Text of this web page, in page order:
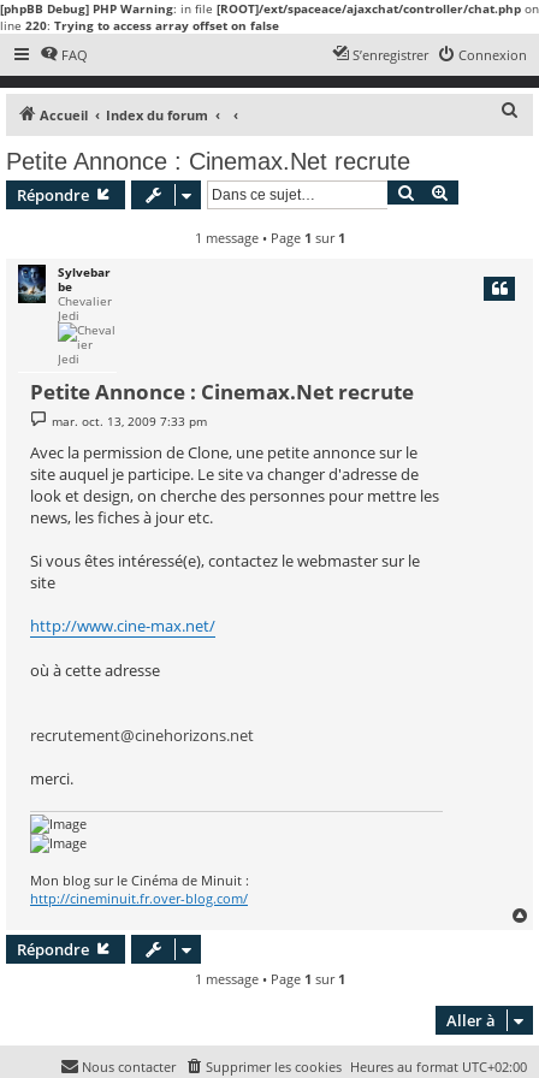
[phpBB Debug] PHP Warning: in file [ROOT]/ext/spaceace/ajaxchat/controller/chat.php on
line 220: Trying to access array offset on false
FAQ Connexion
S’enregistrer
Accueil Index du forum
Petite Annonce : Cinemax.Net recrute
Répondre Rechercher
1 message • Page 1 sur 1
Sylvebar
be
Chevalier
Jedi
Petite Annonce : Cinemax.Net recrute
M
e
s
a
e
mar. oct. 13, 2009 7:33 pm
Avec la permission de Clone, une petite annonce sur le
site auquel je participe. Le site va changer d'adresse de
look et design, on cherche des personnes pour mettre les
news, les fiches à jour etc.
Si vous êtes intéressé(e), contactez le webmaster sur le
site
http://www.cine-max.net/
où à cette adresse
recrutement@cinehorizons.net
merci.
Mon blog sur le Cinéma de Minuit :
http://cineminuit.fr.over-blog.com/
Répondre
1 message • Page 1 sur 1
Aller à
Heures au format UTC+02:00
Supprimer les cookies
Nous contacter